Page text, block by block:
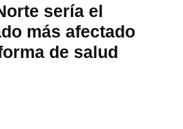
sería el
más afectado
de salud